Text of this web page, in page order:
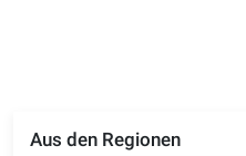
Aus den Regionen